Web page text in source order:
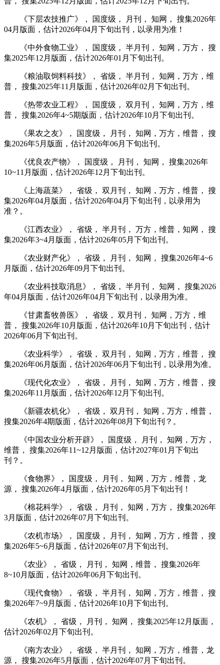
《下层农技推广》， 国度级， 月刊， 知网， 搜集2026年
04月版面，估计2026年04月下旬出刊，以录用为准！
《中外食物工业》， 国度级， 半月刊， 知网，万方， 搜
集2025年12月版面，估计2026年01月下旬出刊。
《粮油取饲料科技》， 省级， 半月刊， 知网，万方，维
普， 搜集2025年11月版面，估计2026年02月下旬出刊。
《热带农业工程》， 国度级， 双月刊， 知网，万方，维
普， 搜集2026年4~5期版面，估计2026年10月下旬出刊。
《果农之友》， 国度级， 月刊， 知网，万方，维普， 搜
集2026年5月版面，估计2026年06月下旬出刊。
《优良农产物》， 国度级， 月刊， 知网， 搜集2026年
10~11月版面，估计2026年12月下旬出刊。
《上海蔬菜》， 省级， 双月刊， 知网，万方，维普， 搜
集2026年04月版面，估计2026年04月下旬出刊，以录用为
准？。
《江西农业》， 省级， 半月刊， 万方，维普，知网， 搜
集2026年3~4月版面，估计2026年05月下旬出刊。
《农业财产化》， 省级， 月刊， 知网， 搜集2026年4~6
月版面，估计2026年09月下旬出刊。
《农业科技取消息》， 省级， 半月刊， 知网， 搜集2026
年04月版面，估计2026年04月下旬出刊，以录用为准。
《甘肃畜牧兽医》， 省级， 双月刊， 知网，万方，维
普， 搜集2026年10月版面，估计2026年10月下旬出刊，估计
2026年06月下旬出刊。
《农业科学》， 省级， 双月刊， 知网，万方，维普， 搜
集2026年06月版面，估计2026年06月下旬出刊，以录用为准。
《现代化农业》， 省级， 月刊， 知网，万方，维普， 搜
集2026年11月版面，估计2026年12月下旬出刊。
《新疆农机化》， 省级， 双月刊， 知网，万方，维普，
搜集2026年4期版面，估计2026年08月下旬出刊？。
《中国农业分析开辟》， 国度级， 月刊， 知网，万方，
维普， 搜集2026年11~12月版面，估计2027年01月下旬出
刊？。
《食物界》， 国度级， 月刊， 知网，万方，维普，龙
源， 搜集2026年4月版面，估计2026年05月下旬出刊！
《棉花科学》， 省级， 月刊， 知网，万方， 搜集2026年
3月版面，估计2026年07月下旬出刊。
《农机市场》， 国度级， 月刊， 知网，万方，维普， 搜
集2026年5~6月版面，估计2026年07月下旬出刊。
《农业》， 省级， 月刊， 知网，维普， 搜集2026年
8~10月版面，估计2026年06月下旬出刊。
《现代食物》， 省级， 半月刊， 知网，万方，维普， 搜
集2026年7~9月版面，估计2026年10月下旬出刊。
《农机》， 省级， 月刊， 知网， 搜集2025年12月版面，
估计2026年02月下旬出刊。
《南方农业》， 省级， 半月刊， 知网，万方，维普，龙
源， 搜集2026年5月版面，估计2026年07月下旬出刊。